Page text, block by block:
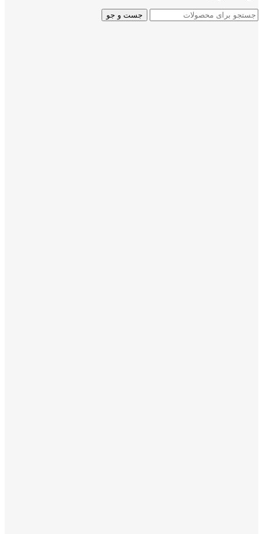
جست و جو